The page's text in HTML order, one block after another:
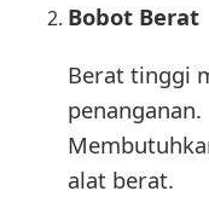
Bobot Berat
Berat tinggi
penanganan.
alat berat.